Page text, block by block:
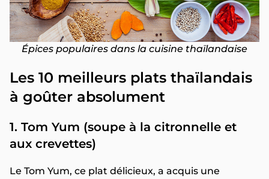
Épices populaires dans la cuisine thaïlandaise
Les 10 meilleurs plats thaïlandais
à goûter absolument
1. Tom Yum (soupe à la citronnelle et
aux crevettes)
Le Tom Yum, ce plat délicieux, a acquis une